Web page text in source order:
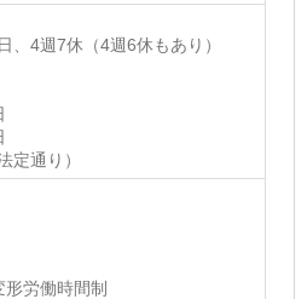
、4週7休（4週6休もあり）
定通り）
労働時間制